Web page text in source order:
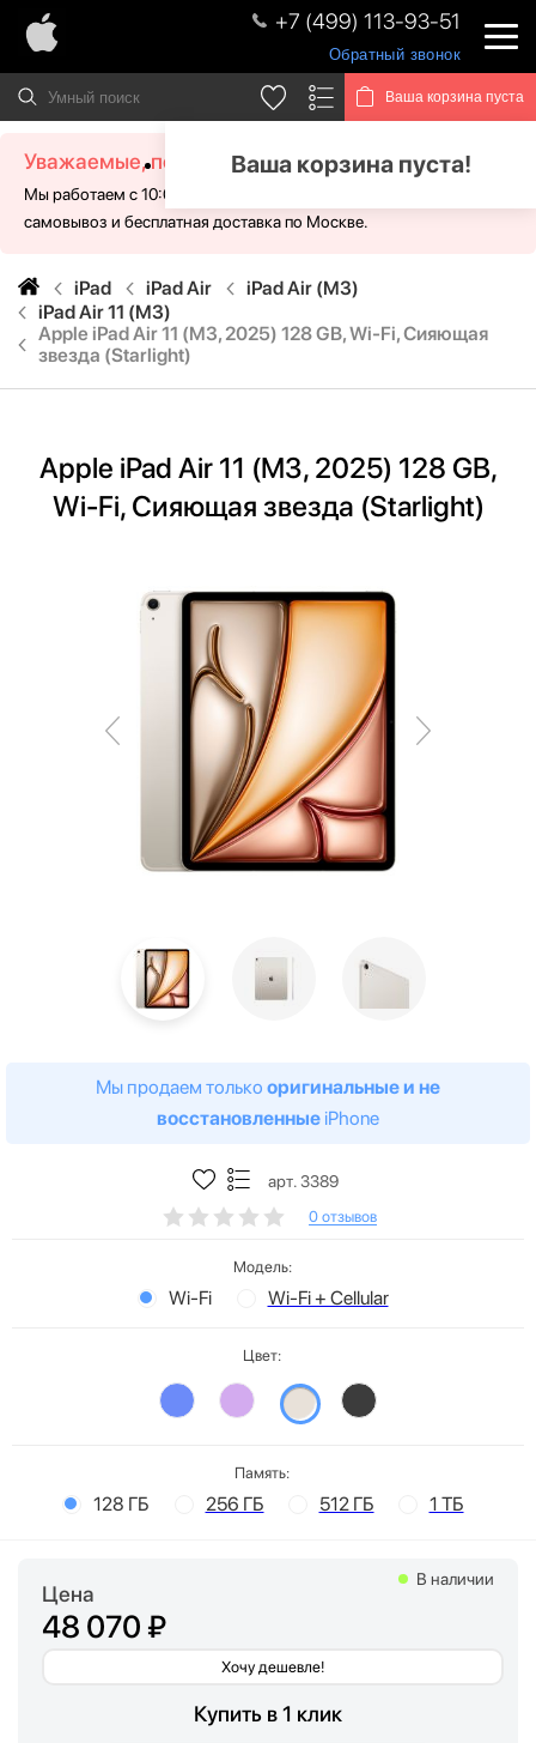
+7 (499) 113-93-51
Обратный звонок
Ваша корзина пуста
Ваша корзина пуста!
Уважаемые, посетители!
Мы работаем с 10:00 - 21:00 без выходных. Для Вас доступен
самовывоз и бесплатная доставка по Москве.
iPad iPad Air
iPad Air (M3)
iPad Air 11 (M3)
Apple iPad Air 11 (M3, 2025) 128 GB, Wi-Fi, Сияющая
звезда (Starlight)
Apple iPad Air 11 (M3, 2025) 128 GB,
Wi-Fi, Сияющая звезда (Starlight)
Мы продаем только оригинальные и не
восстановленные iPhone
арт. 3389
0 отзывов
Модель:
Wi-Fi Wi-Fi + Cellular
Цвет:
Память:
128 ГБ 256 ГБ 512 ГБ 1 ТБ
Цена
48 070 ₽
Хочу дешевле!
В наличии
Купить в 1 клик